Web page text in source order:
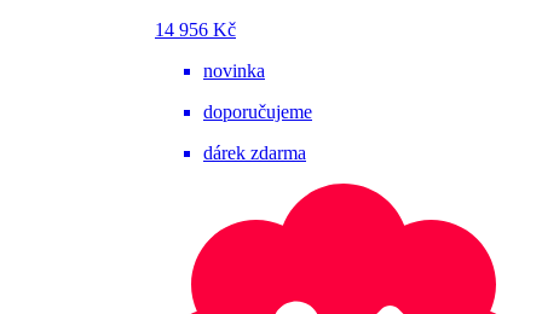
14 956 Kč
novinka
doporučujeme
dárek zdarma